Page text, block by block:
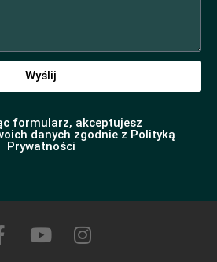
Wyślij
formularz, akceptujesz
danych zgodnie z Polityką
Prywatności